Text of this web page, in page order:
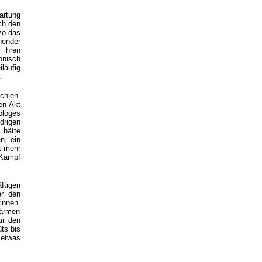
den
das
ihren
Akt
hätte
ein
mehr
den
den
bis